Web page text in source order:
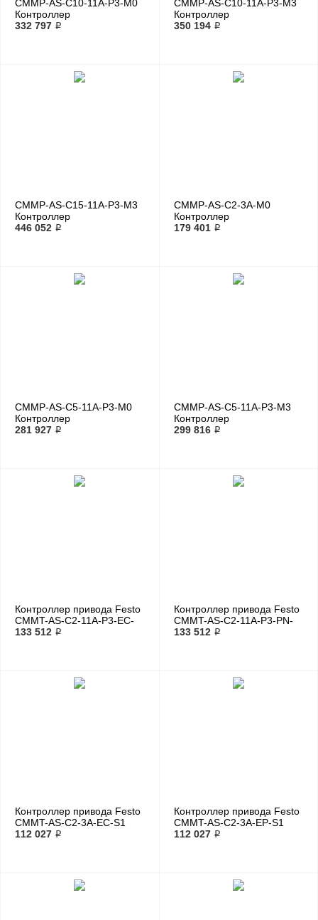
CMMP-AS-C10-11A-P3-M0
Контроллер
электродвигателя
332 797 ₽
CMMP-AS-C10-11A-P3-M3
Контроллер
электродвигателя
350 194 ₽
CMMP-AS-C15-11A-P3-M3
Контроллер
электродвигателя
446 052 ₽
CMMP-AS-C2-3A-M0
Контроллер
электродвигателя
179 401 ₽
CMMP-AS-C5-11A-P3-M0
Контроллер
электродвигателя
281 927 ₽
CMMP-AS-C5-11A-P3-M3
Контроллер
электродвигателя
299 816 ₽
Контроллер привода Festo
CMMT-AS-C2-11A-P3-EC-
S1
133 512 ₽
Контроллер привода Festo
CMMT-AS-C2-11A-P3-PN-
S1
133 512 ₽
Контроллер привода Festo
CMMT-AS-C2-3A-EC-S1
112 027 ₽
Контроллер привода Festo
CMMT-AS-C2-3A-EP-S1
112 027 ₽